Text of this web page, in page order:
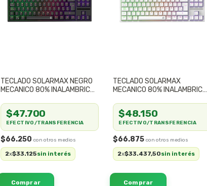
TECLADO SOLARMAX NEGRO
MECANICO 80% INALAMBRICO
GMKB88RB
$66.250
2x$33.125sin interés
$47.700
EFECTIVO/TRANSFERENCIA
TECLADO SOLARMAX
MECANICO 80% INALAMBRICO
GMKB88RW
$66.875
2x$33.437,50sin interés
$48.150
EFECTIVO/TRANSFERENCIA